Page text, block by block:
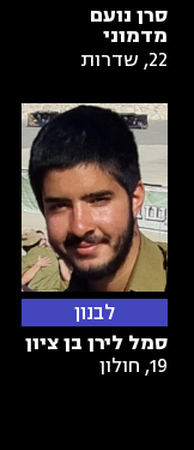
סרן נועם
מדמוני
22
, שדרות
לבנון
סמל לירן בן ציון
19
, חולון